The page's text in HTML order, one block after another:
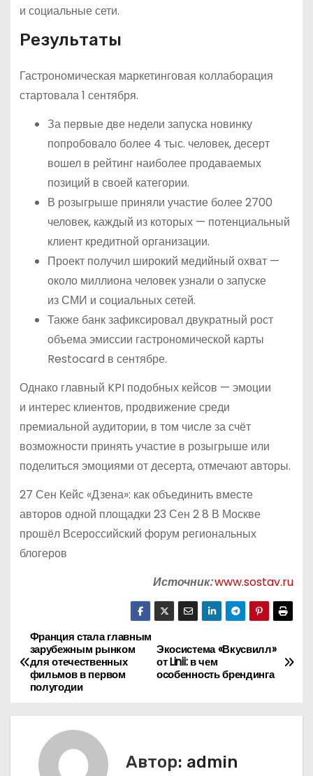
и социальные сети.
Результаты
Гастрономическая маркетинговая коллаборация
стартовала 1 сентября.
За первые две недели запуска новинку
попробовало более 4 тыс. человек, десерт
вошел в рейтинг наиболее продаваемых
позиций в своей категории.
В розыгрыше приняли участие более 2700
человек, каждый из которых — потенциальный
клиент кредитной организации.
Проект получил широкий медийный охват —
около миллиона человек узнали о запуске
из СМИ и социальных сетей.
Также банк зафиксировал двукратный рост
объема эмиссии гастрономической карты
Restocard в сентябре.
Однако главный KPI подобных кейсов — эмоции
и интерес клиентов, продвижение среди
премиальной аудитории, в том числе за счёт
возможности принять участие в розыгрыше или
поделиться эмоциями от десерта, отмечают авторы.
27 Сен Кейс «Дзена»: как объединить вместе
авторов одной площадки 23 Сен 2 8 В Москве
прошёл Всероссийский форум региональных
блогеров
Источник:www.sostav.ru
Н
а
Экосистема «Вкусвилл»
от Linii: в чем
особенность брендинга
Франция стала главным
зарубежным рынком
для отечественных
фильмов в первом
полугодии
Автор: admin